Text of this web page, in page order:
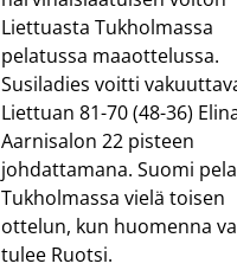
Liettuasta Tukholmassa
pelatussa maaottelussa.
Susiladies voitti
Liettuan 81-70 (48-36)
Aarnisalon 22 pisteen
johdattamana. Suomi
Tukholmassa vielä toisen
ottelun, kun huomenna
tulee Ruotsi.